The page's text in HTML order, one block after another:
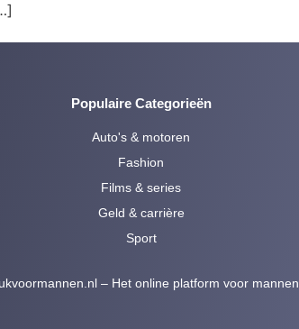
Populaire Categorieën
Auto's & motoren
Fashion
Films & series
Geld & carrière
Sport
– Het online platform voor mannen